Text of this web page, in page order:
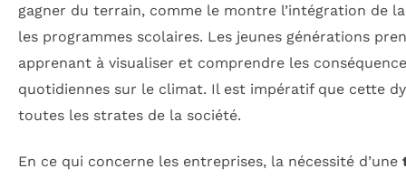
gagner du terrain, comme le montre l’intégration de
les programmes scolaires. Les jeunes générations
apprenant à visualiser et comprendre les
quotidiennes sur le climat. Il est impératif que cette
toutes les strates de la société.
En ce qui concerne les entreprises, la nécessité d’une